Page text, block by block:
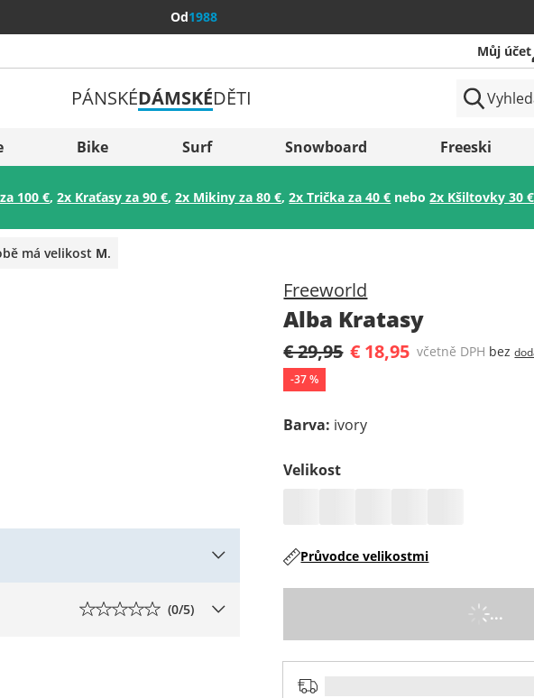
Od1988
(Nederlands)
Uložit
Můj účet
PÁNSKÉDÁMSKÉDĚTI
Bike Surf Snowboard Freeski
100 €,2x Kraťasy za 90 €,2x Mikiny za 80 €,2x Trička za 40 € nebo2x Kšiltovky 30 €
má velikost M.
Freeworld
Alba Kratasy
€ 29,95 € 18,95 včetně DPH bez
-37%
Barva: ivory
Velikost
Průvodce velikostmi
...
(0/5)